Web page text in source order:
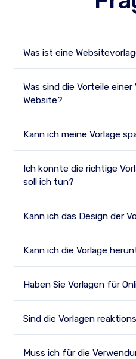
Was ist eine
Was sind die Vorteile
Website?
Kann ich meine Vorlage
Ich konnte die richtige
soll ich tun?
Kann ich das Design der
Kann ich die Vorlage
Haben Sie Vorlagen für
Sind die Vorlagen
Muss ich für die